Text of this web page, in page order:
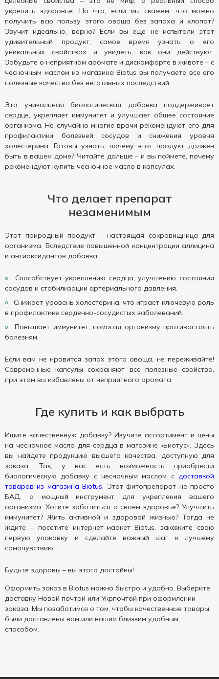
укрепить здоровье. Но что, если мы скажем, что можно
получить всю пользу этого овоща без запаха и хлопот?
Звучит идеально, верно? Если вы еще не испытали этот
удивительный продукт, самое время узнать о его
уникальных свойствах и увидеть, как они действуют.
Забудьте о неприятном аромате и дискомфорте в животе – с
чесночным маслом из магазина Biotus вы получаете все его
полезные качества без негативных последствий.
Эта уникальная биологическая добавка поддерживает
сердце, укрепляет иммунитет и улучшает общее состояние
организма. Не случайно многие врачи рекомендуют его для
профилактики болезней сосудов и снижения уровня
холестерина. Готовы узнать, почему этот продукт должен
быть в вашем доме? Читайте дальше – и вы поймете, почему
рекомендуют купить чесночное масло в капсулах.
Что делает препарат
незаменимым
Этот природный продукт – настоящая сокровищница для
организма. Вследствие повышенной концентрации аллицина
и антиоксидантов добавка:
Способствует укреплению сердца, улучшению состояния
сосудов и стабилизации артериального давления.
Снижает уровень холестерина, что играет ключевую роль
в профилактике сердечно-сосудистых заболеваний.
Повышает иммунитет, помогая организму противостоять
болезням.
Если вам не нравится запах этого овоща, не переживайте!
Современные капсулы сохраняют все полезные свойства,
при этом вы избавлены от неприятного аромата.
Где купить и как выбрать
Ищите качественную добавку? Изучите ассортимент и цены
на чесночное масло для сердца в магазине «Биотус». Здесь
вы найдете продукцию высшего качества, доступную для
заказа. Так, у вас есть возможность приобрести
биологическую добавку с чесночным маслом с доставкой
товаров из магазина Biotus. Этот фитопрепарат не просто
БАД, а мощный инструмент для укрепления вашего
организма. Хотите заботиться о своем здоровье? Улучшить
иммунитет? Жить активной и здоровой жизнью? Тогда не
ждите – посетите интернет-маркет Biotus, закажите свою
первую упаковку и сделайте важный шаг к лучшему
самочувствию.
Будьте здоровы – вы этого достойны!
Оформить заказ в Biotus можно быстро и удобно. Выберите
доставку Новой почтой или Укрпочтой при оформлении
заказа. Мы позаботимся о том, чтобы качественные товары
были доставлены вам или вашим близким удобным
способом.